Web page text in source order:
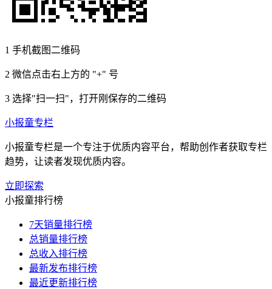
1 手机截图二维码
2 微信点击右上方的 "+" 号
3 选择"扫一扫"，打开刚保存的二维码
小报童专栏
小报童专栏是一个专注于优质内容平台，帮助创作者获取专栏
趋势，让读者发现优质内容。
立即探索
小报童排行榜
7天销量排行榜
总销量排行榜
总收入排行榜
最新发布排行榜
最近更新排行榜